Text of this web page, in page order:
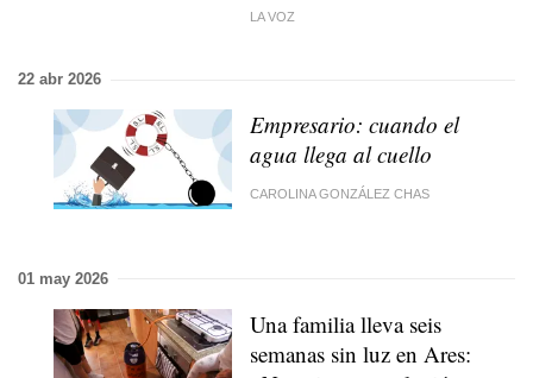
LA VOZ
22 abr 2026
Empresario: cuando el
agua llega al cuello
CAROLINA GONZÁLEZ CHAS
01 may 2026
Una familia lleva seis
semanas sin luz en Ares: